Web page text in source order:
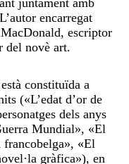
encarregat
escriptor
del novè art.
constituïda a
(«L’edat d’or de
dels anys
Mundial», «El
francobelga», «El
gràfica»), en